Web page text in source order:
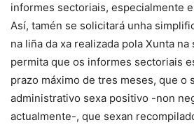
informes sectoriais, especialmente
Así, tamén se solicitará unha
na liña da xa realizada pola Xunta
permita que os informes sectoriais
prazo máximo de tres meses, que o
administrativo sexa positivo -non
actualmente-, que sexan